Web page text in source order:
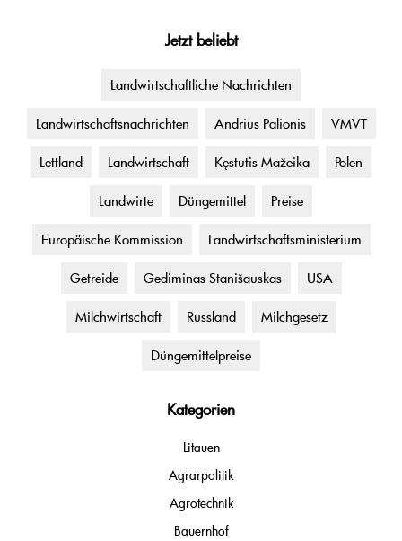
Jetzt beliebt
Landwirtschaftliche Nachrichten
Landwirtschaftsnachrichten Andrius Palionis VMVT
Lettland Landwirtschaft Kęstutis Mažeika Polen
Landwirte Düngemittel Preise
Europäische Kommission Landwirtschaftsministerium
Getreide Gediminas Stanišauskas USA
Milchwirtschaft Russland Milchgesetz
Düngemittelpreise
Kategorien
Litauen
Agrarpolitik
Agrotechnik
Bauernhof